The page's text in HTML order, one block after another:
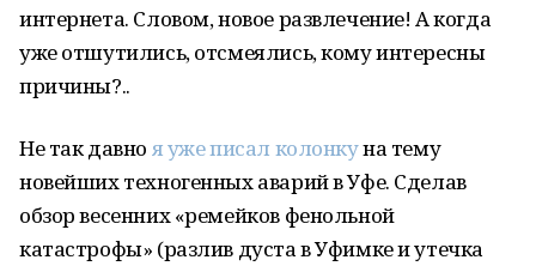
интернета. Словом, новое развлечение! А когда
уже отшутились, отсмеялись, кому интересны
причины?..
Не так давно я уже писал колонкуна тему
новейших техногенных аварий в Уфе. Сделав
обзор весенних «ремейков фенольной
катастрофы» (разлив дуста в Уфимке и утечка